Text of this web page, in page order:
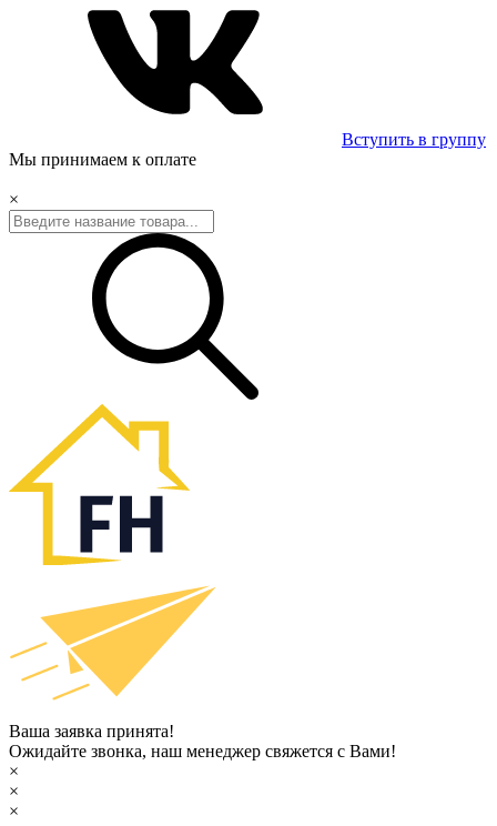
Вступить в группу
Мы принимаем к оплате
×
Ваша заявка принята!
Ожидайте звонка, наш менеджер свяжется с Вами!
×
×
×